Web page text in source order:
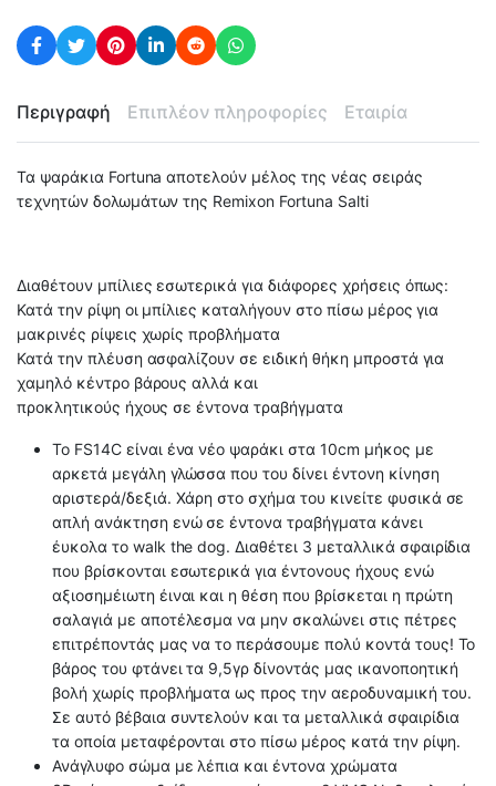
Περιγραφή Επιπλέον πληροφορίες Εταιρία
Τα ψαράκια Fortuna αποτελούν μέλος της νέας σειράς
τεχνητών δολωμάτων της Remixon Fortuna Salti
Διαθέτουν μπίλιες εσωτερικά για διάφορες χρήσεις όπως:
Κατά την ρίψη οι μπίλιες καταλήγουν στο πίσω μέρος για
μακρινές ρίψεις χωρίς προβλήματα
Κατά την πλέυση ασφαλίζουν σε ειδική θήκη μπροστά για
χαμηλό κέντρο βάρους αλλά και
προκλητικούς ήχους σε έντονα τραβήγματα
Το FS14C είναι ένα νέo ψαράκι στα 10cm μήκος με
αρκετά μεγάλη γλώσσα που του δίνει έντονη κίνηση
αριστερά/δεξιά. Χάρη στο σχήμα του κινείτε φυσικά σε
απλή ανάκτηση ενώ σε έντονα τραβήγματα κάνει
έυκολα το walk the dog. Διαθέτει 3 μεταλλικά σφαιρίδια
που βρίσκονται εσωτερικά για έντονους ήχους ενώ
αξιοσημέιωτη έιναι και η θέση που βρίσκεται η πρώτη
σαλαγιά με αποτέλεσμα να μην σκαλώνει στις πέτρες
επιτρέποντάς μας να το περάσουμε πολύ κοντά τους! Το
βάρος του φτάνει τα 9,5γρ δίνοντάς μας ικανοποητική
βολή χωρίς προβλήματα ως προς την αεροδυναμική του.
Σε αυτό βέβαια συντελούν και τα μεταλλικά σφαιρίδια
τα οποία μεταφέρονται στο πίσω μέρος κατά την ρίψη.
Ανάγλυφο σώμα με λέπια και έντονα χρώματα